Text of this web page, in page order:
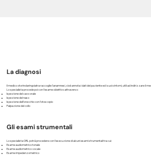
La diagnosi
Il medico otorinolaringoiatra raccoglie l’anamnesi, cioè annota i dati del paziente ed i suoi sintomi, utili ad indirizzare il
Lo specialista procede poi con l’esame obiettivo attraverso:
Ispezione del cavo orale
Ispezione del naso
Ispezione dell’orecchio con l’otoscopio
Palpazione del collo
Gli esami strumentali
Lo specialista ORL potrà procedere con l’esecuzione di alcuni esami strumentali tra cui:
Esame audiometrico tonale
Esame audiometrico vocale
Esame impedenzometrico